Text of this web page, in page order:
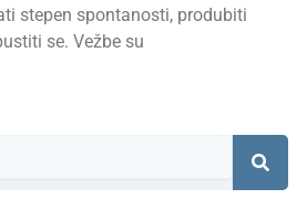
stepen spontanosti, produbiti
se. Vežbe su